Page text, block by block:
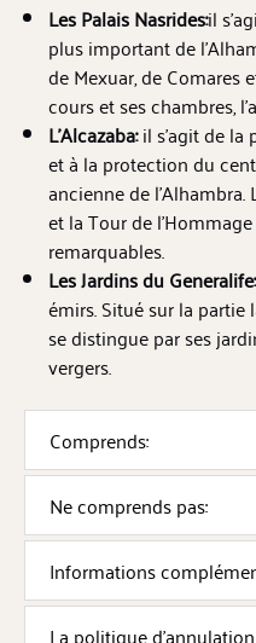
Les Palais Nasrides:il
plus important de
de Mexuar, de Comares
cours et ses chambres,
L’Alcazaba:il s’agit de la
et à la protection du
ancienne de
et la Tour de
remarquables.
Les Jardins du Generalife:
émirs. Situé sur la partie
se distingue par ses
vergers.
Comprends:
Ne comprends pas:
Informations
La politique d'annulation